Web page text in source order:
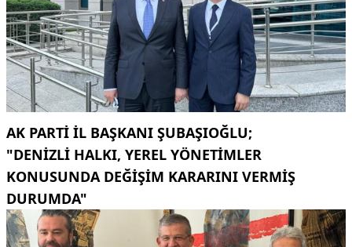
AK PARTI İL BAŞKANI ŞUBAŞIOĞLU;
"DENIZLI HALKI, YEREL YÖNETIMLER
KONUSUNDA DEĞIŞIM KARARINI VERMIŞ
DURUMDA"